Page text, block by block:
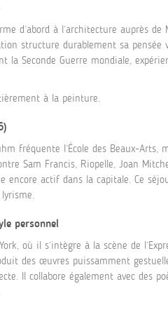
d’abord à l’architecture auprès de
structure durablement sa pensée
la Seconde Guerre mondiale,
à la peinture.
fréquente l’École des Beaux-Arts,
Sam Francis, Riopelle, Joan
encore actif dans la capitale. Ce
personnel
où il s’intègre à la scène de
des œuvres puissamment
Il collabore également avec des